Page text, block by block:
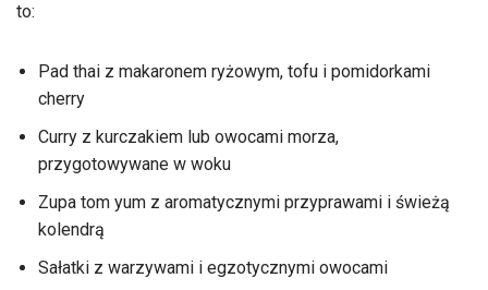
to:
Pad thai z makaronem ryżowym, tofu i pomidorkami
cherry
Curry z kurczakiem lub owocami morza,
przygotowywane w woku
Zupa tom yum z aromatycznymi przyprawami i świeżą
kolendrą
Sałatki z warzywami i egzotycznymi owocami